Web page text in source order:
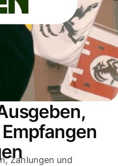
Zahlungen und